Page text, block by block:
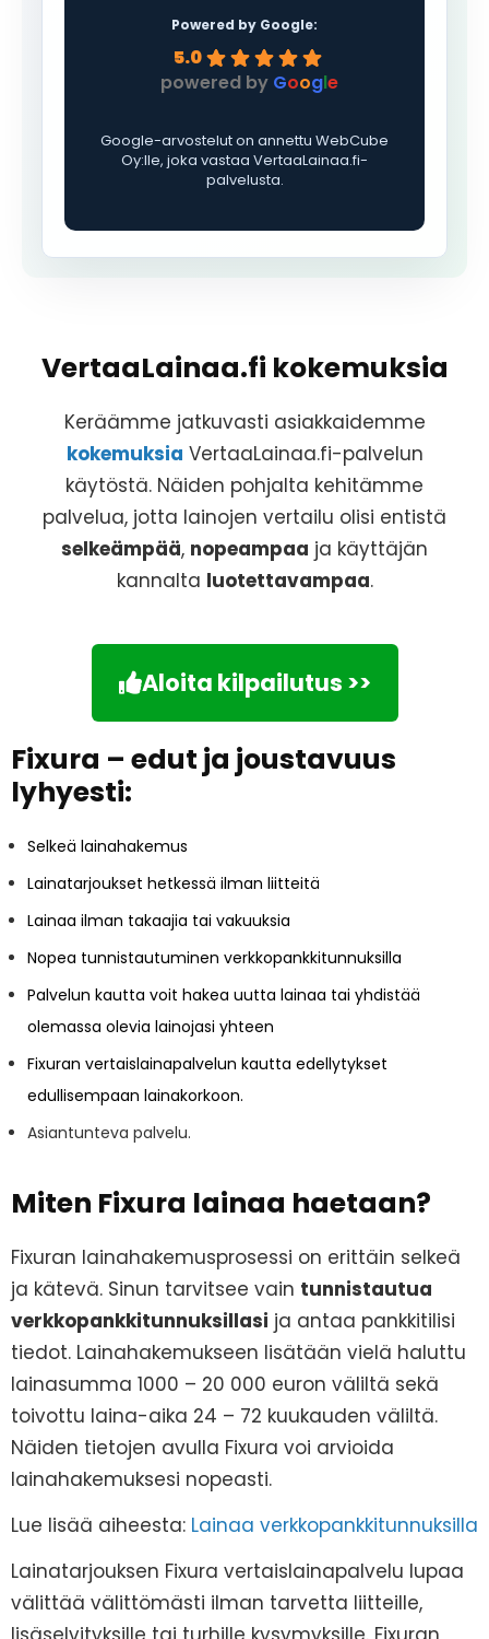
Powered by Google:
5.0
powered by Google
Google-arvostelut on annettu WebCube
Oy:lle, joka vastaa VertaaLainaa.fi-
palvelusta.
VertaaLainaa.fi kokemuksia
Keräämme jatkuvasti asiakkaidemme
kokemuksia VertaaLainaa.fi-palvelun
käytöstä. Näiden pohjalta kehitämme
palvelua, jotta lainojen vertailu olisi entistä
selkeämpää, nopeampaa ja käyttäjän
kannalta luotettavampaa.
Aloita kilpailutus >>
Fixura – edut ja joustavuus
lyhyesti:
Selkeä lainahakemus
Lainatarjoukset hetkessä ilman liitteitä
Lainaa ilman takaajia tai vakuuksia
Nopea tunnistautuminen verkkopankkitunnuksilla
Palvelun kautta voit hakea uutta lainaa tai yhdistää
olemassa olevia lainojasi yhteen
Fixuran vertaislainapalvelun kautta edellytykset
edullisempaan lainakorkoon.
Asiantunteva palvelu.
Miten Fixura lainaa haetaan?
Fixuran lainahakemusprosessi on erittäin selkeä
ja kätevä. Sinun tarvitsee vain tunnistautua
verkkopankkitunnuksillasi ja antaa pankkitilisi
tiedot. Lainahakemukseen lisätään vielä haluttu
lainasumma 1000 – 20 000 euron väliltä sekä
toivottu laina-aika 24 – 72 kuukauden väliltä.
Näiden tietojen avulla Fixura voi arvioida
lainahakemuksesi nopeasti.
Lue lisää aiheesta: Lainaa verkkopankkitunnuksilla
Lainatarjouksen Fixura vertaislainapalvelu lupaa
välittää välittömästi ilman tarvetta liitteille,